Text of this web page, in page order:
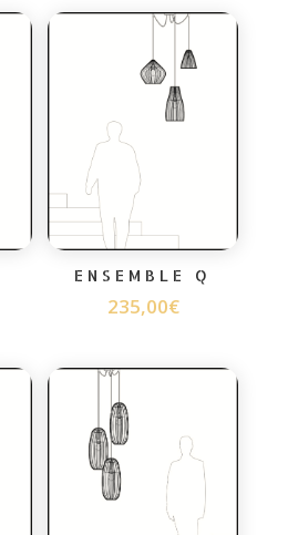
ENSEMBLE Q
235,00€